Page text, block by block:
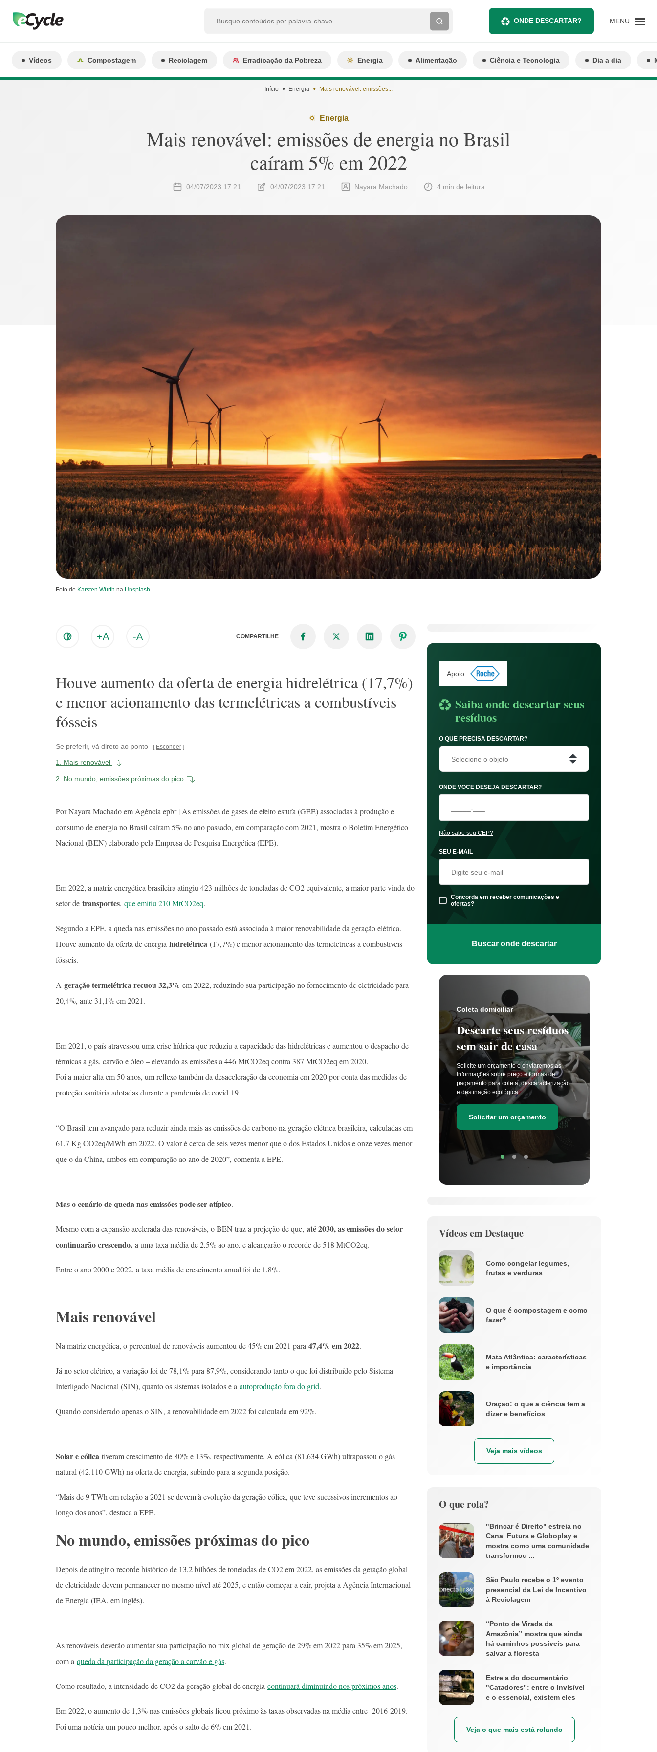
ONDE DESCARTAR? MENU
Vídeos Compostagem Reciclagem Erradicação da Pobreza Energia Alimentação Ciência e Tecnologia Dia a dia
Início Energia Mais renovável: emissões...
Energia
Mais renovável: emissões de energia no Brasil
caíram 5% em 2022
04/07/2023 17:21 04/07/2023 17:21 Nayara Machado 4 min de leitura
Foto de Karsten Würth na Unsplash
+A -A COMPARTILHE
Houve aumento da oferta de energia hidrelétrica (17,7%)
e menor acionamento das termelétricas a combustíveis
fósseis
Se preferir, vá direto ao ponto Esconder
1. Mais renovável
2. No mundo, emissões próximas do pico
Por Nayara Machado em Agência epbr | As emissões de gases de efeito estufa (GEE) associadas à produção e
consumo de energia no Brasil caíram 5% no ano passado, em comparação com 2021, mostra o Boletim Energético
Nacional (BEN) elaborado pela Empresa de Pesquisa Energética (EPE).
Em 2022, a matriz energética brasileira atingiu 423 milhões de toneladas de CO2 equivalente, a maior parte vinda do
setor de transportes, que emitiu 210 MtCO2eq.
Segundo a EPE, a queda nas emissões no ano passado está associada à maior renovabilidade da geração elétrica.
Houve aumento da oferta de energia hidrelétrica (17,7%) e menor acionamento das termelétricas a combustíveis
fósseis.
A geração termelétrica recuou 32,3% em 2022, reduzindo sua participação no fornecimento de eletricidade para
20,4%, ante 31,1% em 2021.
Em 2021, o país atravessou uma crise hídrica que reduziu a capacidade das hidrelétricas e aumentou o despacho de
térmicas a gás, carvão e óleo – elevando as emissões a 446 MtCO2eq contra 387 MtCO2eq em 2020.
Foi a maior alta em 50 anos, um reflexo também da desaceleração da economia em 2020 por conta das medidas de
proteção sanitária adotadas durante a pandemia de covid-19.
“O Brasil tem avançado para reduzir ainda mais as emissões de carbono na geração elétrica brasileira, calculadas em
61,7 Kg CO2eq/MWh em 2022. O valor é cerca de seis vezes menor que o dos Estados Unidos e onze vezes menor
que o da China, ambos em comparação ao ano de 2020”, comenta a EPE.
Mas o cenário de queda nas emissões pode ser atípico.
Mesmo com a expansão acelerada das renováveis, o BEN traz a projeção de que, até 2030, as emissões do setor
continuarão crescendo, a uma taxa média de 2,5% ao ano, e alcançarão o recorde de 518 MtCO2eq.
Entre o ano 2000 e 2022, a taxa média de crescimento anual foi de 1,8%.
Mais renovável
Na matriz energética, o percentual de renováveis aumentou de 45% em 2021 para 47,4% em 2022.
Já no setor elétrico, a variação foi de 78,1% para 87,9%, considerando tanto o que foi distribuído pelo Sistema
Interligado Nacional (SIN), quanto os sistemas isolados e a autoprodução fora do grid.
Quando considerado apenas o SIN, a renovabilidade em 2022 foi calculada em 92%.
Solar e eólica tiveram crescimento de 80% e 13%, respectivamente. A eólica (81.634 GWh) ultrapassou o gás
natural (42.110 GWh) na oferta de energia, subindo para a segunda posição.
“Mais de 9 TWh em relação a 2021 se devem à evolução da geração eólica, que teve sucessivos incrementos ao
longo dos anos”, destaca a EPE.
No mundo, emissões próximas do pico
Depois de atingir o recorde histórico de 13,2 bilhões de toneladas de CO2 em 2022, as emissões da geração global
de eletricidade devem permanecer no mesmo nível até 2025, e então começar a cair, projeta a Agência Internacional
de Energia (IEA, em inglês).
As renováveis deverão aumentar sua participação no mix global de geração de 29% em 2022 para 35% em 2025,
com a queda da participação da geração a carvão e gás.
Como resultado, a intensidade de CO2 da geração global de energia continuará diminuindo nos próximos anos.
Em 2022, o aumento de 1,3% nas emissões globais ficou próximo às taxas observadas na média entre 2016-2019.
Foi uma notícia um pouco melhor, após o salto de 6% em 2021.
Apoio:
Saiba onde descartar seus
resíduos
O QUE PRECISA DESCARTAR?
Selecione o objeto
ONDE VOCÊ DESEJA DESCARTAR?
Não sabe seu CEP?
SEU E-MAIL
Concorda em receber comunicações e
ofertas?
Buscar onde descartar
Coleta domiciliar
Descarte seus resíduos
sem sair de casa
Solicite um orçamento e enviaremos as
informações sobre preço e formas de
pagamento para coleta, descaracterização
e destinação ecológica
Solicitar um orçamento
Vídeos em Destaque
Como congelar legumes,
frutas e verduras
O que é compostagem e como
fazer?
Mata Atlântica: características
e importância
Oração: o que a ciência tem a
dizer e benefícios
Veja mais vídeos
O que rola?
"Brincar é Direito" estreia no
Canal Futura e Globoplay e
mostra como uma comunidade
transformou ...
São Paulo recebe o 1º evento
presencial da Lei de Incentivo
à Reciclagem
“Ponto de Virada da
Amazônia” mostra que ainda
há caminhos possíveis para
salvar a floresta
Estreia do documentário
"Catadores": entre o invisível
e o essencial, existem eles
Veja o que mais está rolando